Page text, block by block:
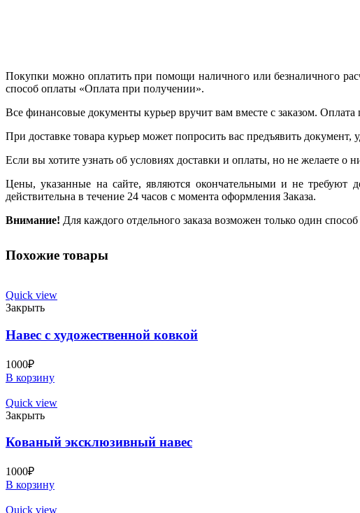
Покупки можно оплатить при помощи наличного или безналичного
способ оплаты «Оплата при получении».
Все финансовые документы курьер вручит вам вместе с заказом.
При доставке товара курьер может попросить вас предъявить
Если вы хотите узнать об условиях доставки и оплаты, но не желаете о
Цены, указанные на сайте, являются окончательными и не требуют
действительна в течение 24 часов с момента оформления Заказа.
Внимание! Для каждого отдельного заказа возможен только один
Похожие товары
Quick view
Закрыть
Навес с художественной ковкой
1000₽
В корзину
Quick view
Закрыть
Кованый эксклюзивный навес
1000₽
В корзину
Quick view